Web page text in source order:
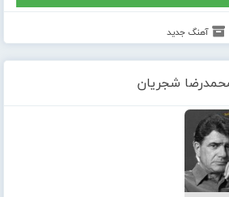
آهنگ جدید
شجریان